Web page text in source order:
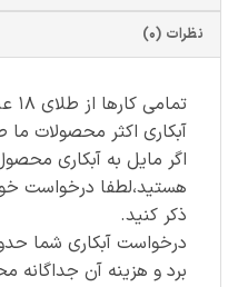
نظرات (0)
تمامی کارها از طلای ۱۸ عیار ساخته شده اند.
آبکاری اکثر محصولات
اگر مایل به آبکاری
هستید،لطفا درخواست
ذکر کنید.
برد و هزینه آن جداگانه